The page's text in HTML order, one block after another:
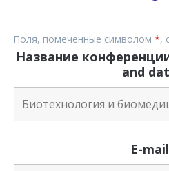
Поля, помеченные символом *,
Название
and
E-mail